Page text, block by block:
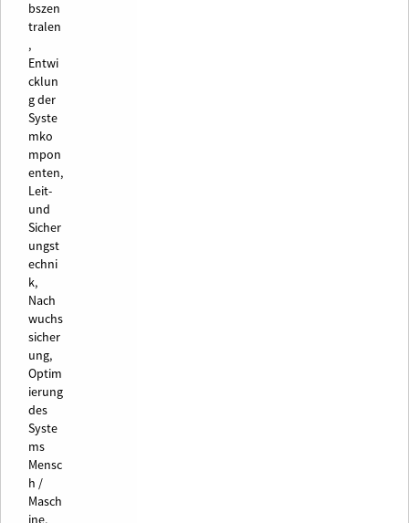
bszen
tralen
,
Entwi
cklun
g der
Syste
mko
mpon
enten,
Leit-
und
Sicher
ungst
echni
k,
Nach
wuchs
sicher
ung,
Optim
ierung
des
Syste
ms
Mensc
h /
Masch